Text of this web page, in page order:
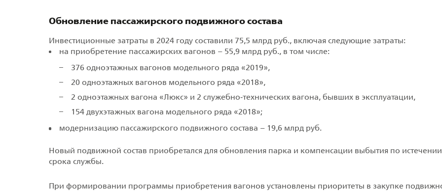
Обновление пассажирского подвижного состава
Инвестиционные затраты в 2024 году составили 75,5 млрд руб., включая следующие затраты:
на приобретение пассажирских вагонов – 55,9 млрд руб., в том числе:
376 одноэтажных вагонов модельного ряда «2019»,
20 одноэтажных вагонов модельного ряда «2018»,
2 одноэтажных вагона «Люкс» и 2 служебно‑технических вагона, бывших в эксплуатации,
154 двухэтажных вагона модельного ряда «2018»;
модернизацию пассажирского подвижного состава – 19,6 млрд руб.
Новый подвижной состав приобретался для обновления парка и компенсации выбытия по истечении
срока службы.
При формировании программы приобретения вагонов установлены приоритеты в закупке